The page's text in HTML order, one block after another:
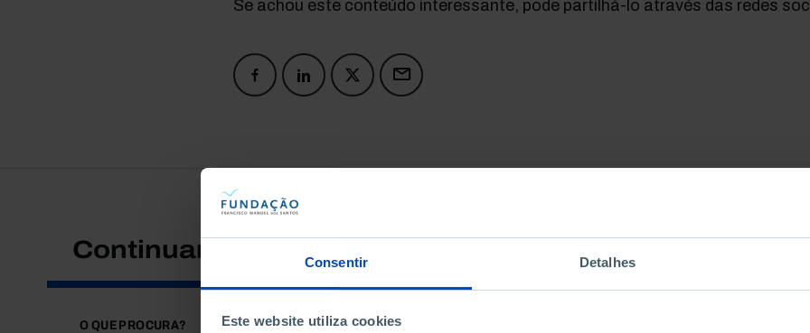
Consentir Detalhes
Este website utiliza cookies
Se achou este conteúdo interessante, pode partilhá-lo através das redes
Continuar a pesquisar
O QUE PROCURA?